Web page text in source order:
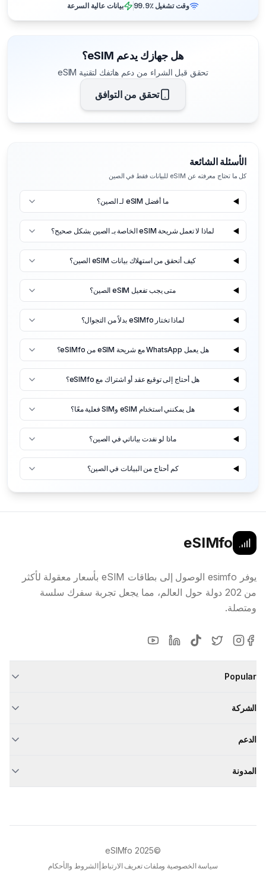
وقت تشغيل ‎99.9٪ بيانات عالية السرعة
هل جهازك يدعم eSIM؟
تحقق قبل الشراء من دعم هاتفك لتقنية eSIM
تحقق من التوافق
الأسئلة الشائعة
كل ما تحتاج معرفته عن eSIM للبيانات فقط في الصين
ما أفضل eSIM لـ الصين؟
لماذا لا تعمل شريحة eSIM الخاصة بـ الصين بشكل صحيح؟
كيف أتحقق من استهلاك بيانات eSIM الصين؟
متى يجب تفعيل eSIM الصين؟
لماذا تختار eSIMfo بدلاً من التجوال؟
هل يعمل WhatsApp مع شريحة eSIM من eSIMfo؟
هل أحتاج إلى توقيع عقد أو اشتراك مع eSIMfo؟
هل يمكنني استخدام eSIM وSIM فعلية معًا؟
ماذا لو نفدت بياناتي في الصين؟
كم أحتاج من البيانات في الصين؟
eSIMfo
يوفر esimfo الوصول إلى بطاقات eSIM بأسعار معقولة لأكثر
من 202 دولة حول العالم، مما يجعل تجربة سفرك سلسة
ومتصلة.
Popular
الشركة
الدعم
المدونة
©2025
eSIMfo
سياسة الخصوصية وملفات تعريف الارتباط |الشروط والأحكام